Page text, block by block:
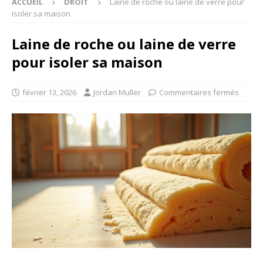
isoler sa maison
Laine de roche ou laine de verre
pour isoler sa maison
février 13, 2026 Jordan Muller Commentaires fermés